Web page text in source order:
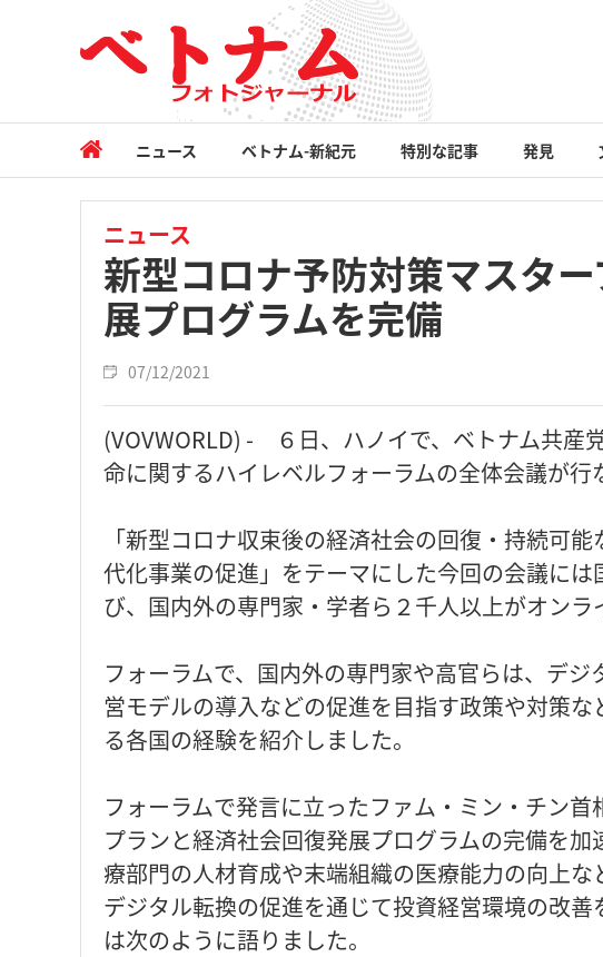
ニュース ベトナム-新紀元 特別な記事 発見
ニュース
新型コロナ予防対策マスタ
展プログラムを完備
07/12/2021
(VOVWORLD) - ６日、ハノイで、ベトナム共産
命に関するハイレベルフォーラムの全体会議が行
「新型コロナ収束後の経済社会の回復・持続可
代化事業の促進」をテーマにした今回の会議に
び、国内外の専門家・学者ら２千人以上がオンラ
フォーラムで、国内外の専門家や高官らは、デ
営モデルの導入などの促進を目指す政策や対策
る各国の経験を紹介しました。
フォーラムで発言に立ったファム・ミン・チン
プランと経済社会回復発展プログラムの完備を
療部門の人材育成や末端組織の医療能力の向上
デジタル転換の促進を通じて投資経営環境の改
は次のように語りました。